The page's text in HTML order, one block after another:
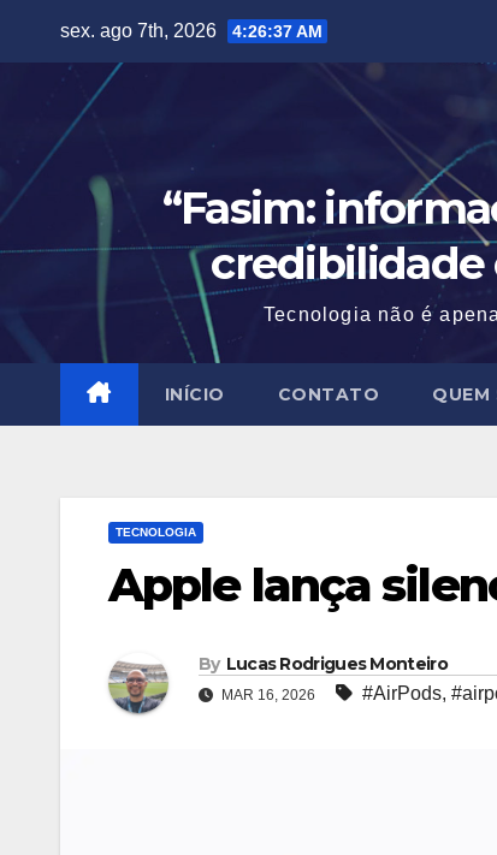
sex. ago 7th, 2026 4:26:39 AM
“Fasim:
credibilidade
Tecnologia não é
INÍCIO CONTATO QUEM
TECNOLOGIA
Apple lança
By Lucas Rodrigues Monteiro
MAR 16, 2026 #AirPods,